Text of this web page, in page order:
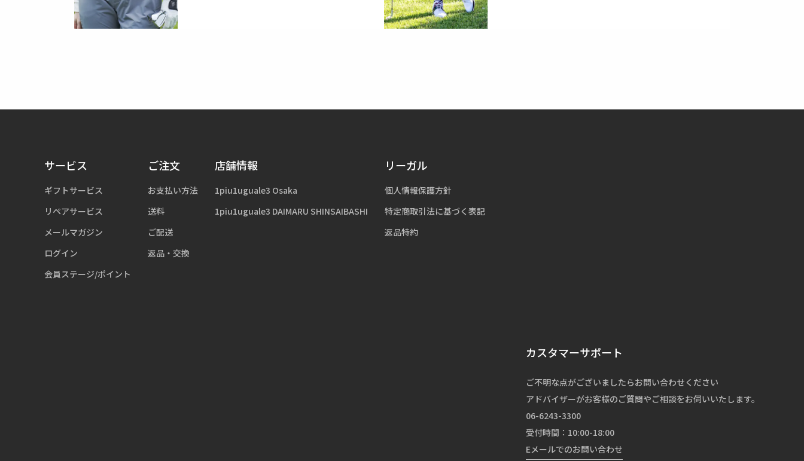
サービス
ギフトサービス
リペアサービス
メールマガジン
ログイン
会員ステージ/ポイント
ご注文
お支払い方法
送料
ご配送
返品・交換
店舗情報
1piu1uguale3 Osaka
1piu1uguale3 DAIMARU SHINSAIBASHI
リーガル
個人情報保護方針
特定商取引法に基づく表記
返品特約
カスタマーサポート
ご不明な点がございましたらお問い合わせください
アドバイザーがお客様のご質問やご相談をお伺いいたします。
06-6243-3300
受付時間：10:00-18:00
Eメールでのお問い合わせ